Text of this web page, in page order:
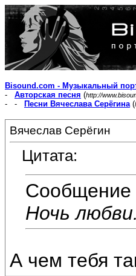
Bisound.com - Музыкальный
- Авторская песня (http://
- -
Песни Вячеслава Серёгина(
Вячеслав Серёгин
Цитата:
Сообщение
Ночь
А чем тебя